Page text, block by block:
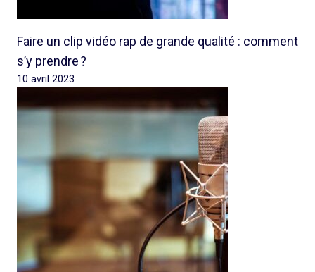
Faire un clip vidéo rap de grande qualité : comment
s’y prendre ?
10 avril 2023